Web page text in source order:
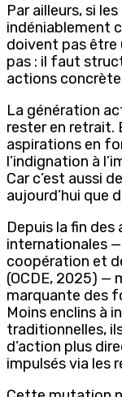
Par ailleurs, si
indéniablement
doivent pas être
pas : il faut
actions
La génération
rester en retrait.
aspirations en
l’indignation à
Car c’est aussi
aujourd’hui que
Depuis la fin des
internationales
coopération et
(OCDE, 2025) —
marquante des
Moins enclins à
traditionnelles,
d’action plus
impulsés via les